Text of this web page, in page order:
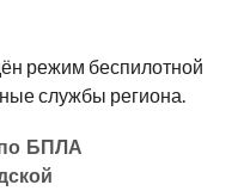
режим беспилотной
службы региона.
БПЛА